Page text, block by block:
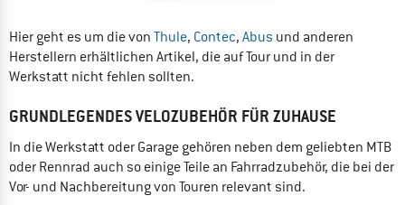
Hier geht es um die von Thule, Contec, Abus und anderen
Herstellern erhältlichen Artikel, die auf Tour und in der
Werkstatt nicht fehlen sollten.
GRUNDLEGENDES VELOZUBEHÖR FÜR ZUHAUSE
In die Werkstatt oder Garage gehören neben dem geliebten MTB
oder Rennrad auch so einige Teile an Fahrradzubehör, die bei der
Vor- und Nachbereitung von Touren relevant sind.